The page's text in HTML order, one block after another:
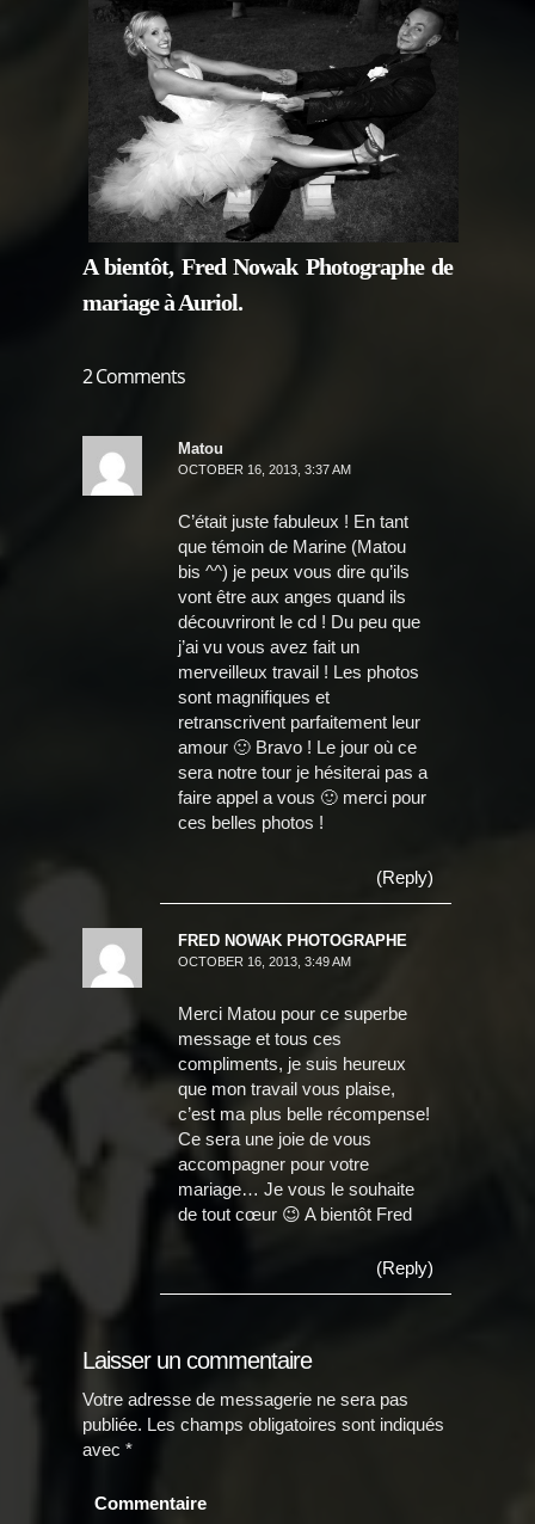
A bientôt, Fred Nowak Photographe de
mariage à Auriol.
2 Comments
Matou
OCTOBER 16, 2013, 3:37 AM
C’était juste fabuleux ! En tant
que témoin de Marine (Matou
bis ^^) je peux vous dire qu’ils
vont être aux anges quand ils
découvriront le cd ! Du peu que
j’ai vu vous avez fait un
merveilleux travail ! Les photos
sont magnifiques et
retranscrivent parfaitement leur
amour 🙂 Bravo ! Le jour où ce
sera notre tour je hésiterai pas a
faire appel a vous 🙂 merci pour
ces belles photos !
(Reply)
FRED NOWAK PHOTOGRAPHE
OCTOBER 16, 2013, 3:49 AM
Merci Matou pour ce superbe
message et tous ces
compliments, je suis heureux
que mon travail vous plaise,
c’est ma plus belle récompense!
Ce sera une joie de vous
accompagner pour votre
mariage… Je vous le souhaite
de tout cœur 😉 A bientôt Fred
(Reply)
Laisser un commentaire
Votre adresse de messagerie ne sera pas
publiée. Les champs obligatoires sont indiqués
avec *
Commentaire